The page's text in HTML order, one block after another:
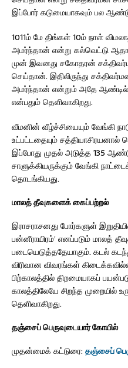
இப்போர் கடுமையாகவும் பல
1011ம் மே திங்கள் 10ம் நாள்
அமர்ந்தான் என்று கல்வெட்டு
முன் இவனது சகோதரன்
செய்தான். இதிலிருந்து
அமர்ந்தான் என்றும் அதே ஆண்டில்
என்பதும் தெளிவாகிறது.
வீமனின் வீழ்ச்சியையும் வேங்கி
உட்பட்டதையும்
இப்போது முதல் அடுத்த 135
சாளுக்கியருக்கும் வேங்கி
தொடங்கியது.
மாலத் தீவுகளைக் கைப்பற்றல்
இராசராசனது போர்களுள்
பன்னீராயிரம்’ எனப்படும் மாலத்
படையெடுத்ததேயாகும். கடல்
விரிவான விவரங்கள்
பிற்காலத்தில் திறமையாகப்
காலத்திலேயே சிறந்த முறையில்
தெளிவாகிறது.
தஞ்சைப் பெருவுடையார் கோயில்
முதன்மைக் கட்டுரை: தஞ்சைப்